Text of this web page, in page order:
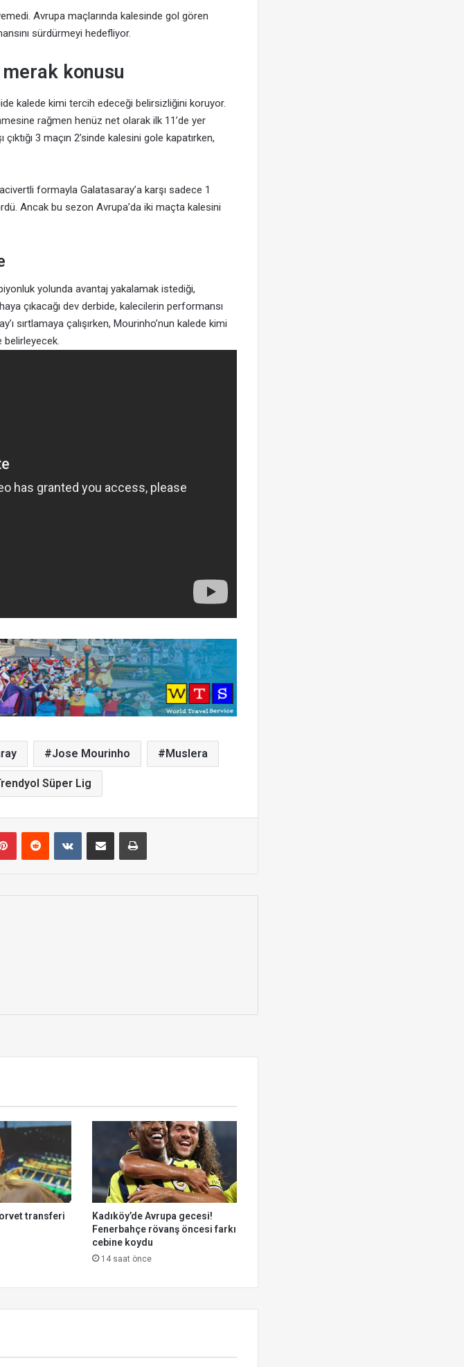
Avrupa maçlarında kalesinde gol gören
sürdürmeyi hedefliyor.
konusu
kalede kimi tercih edeceği belirsizliğini koruyor.
rağmen henüz net olarak ilk 11’de yer
3 maçın 2’sinde kalesini gole kapatırken,
formayla Galatasaray’a karşı sadece 1
Ancak bu sezon Avrupa’da iki maçta kalesini
yolunda avantaj yakalamak istediği,
çıkacağı dev derbide, kalecilerin performansı
sırtlamaya çalışırken, Mourinho’nun kalede kimi
belirleyecek.
Jose Mourinho Muslera
Süper Lig
transferi
Kadıköy’de Avrupa gecesi!
Fenerbahçe rövanş öncesi farkı
cebine koydu
14 saat önce